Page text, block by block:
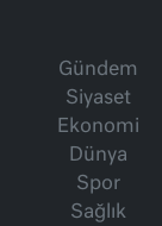
Gündem
Siyaset
Ekonomi
Dünya
Spor
Sağlık